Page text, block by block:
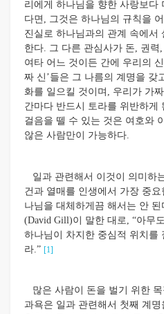
리에게 하나님을 향한 사랑보다
다면, 그것은 하나님의 규칙을
진실로 하나님과의 관계 속에서
한다. 그 다른 관심사가 돈, 권
여타 어느 것이든 간에 우리의
짜 신’들은 그 나름의 계명을 갖
화를 일으킬 것이며, 우리가 가
간마다 반드시 토라를 위반하게
걸음을 뗄 수 있는 것은 여호와
않은 사람만이 가능하다.
일과 관련해서 이것이 의미하
건과 열매를 인생에서 가장 중
나님을 대체하게끔 해서는 안
(David Gill)이 말한 대로, “아무
하나님이 차지한 중심적 위치를
라.” [1]
많은 사람이 돈을 벌기 위한
과욕은 일과 관련해서 첫째 계